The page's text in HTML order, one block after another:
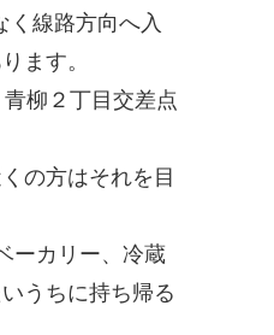
く線路方向へ入
ます。
柳２丁目交差点
の方はそれを目
ーカリー、冷蔵
うちに持ち帰る